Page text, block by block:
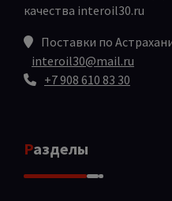
качества interoil30.ru
Поставки по
interoil30@mail.ru
+7 908 610 83 30
Разделы